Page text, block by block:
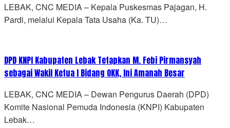
LEBAK, CNC MEDIA – Kepala Puskesmas Pajagan, H.
Pardi, melalui Kepala Tata Usaha (Ka. TU)…
DPD KNPI Kabupaten Lebak Tetapkan M. Febi Pirmansyah
sebagai Wakil Ketua I Bidang OKK, Ini Amanah Besar
LEBAK, CNC MEDIA – Dewan Pengurus Daerah (DPD)
Komite Nasional Pemuda Indonesia (KNPI) Kabupaten
Lebak…